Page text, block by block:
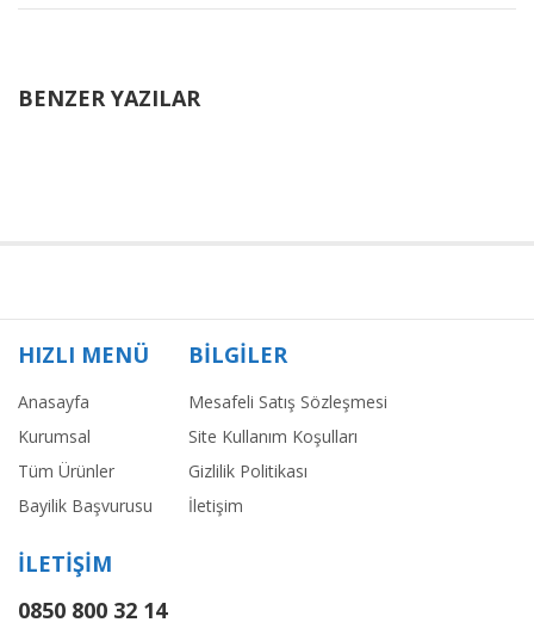
BENZER YAZILAR
HIZLI MENÜ
Anasayfa
Kurumsal
Tüm Ürünler
Bayilik Başvurusu
BİLGİLER
Mesafeli Satış Sözleşmesi
Site Kullanım Koşulları
Gizlilik Politikası
İletişim
İLETİŞİM
0850 800 32 14